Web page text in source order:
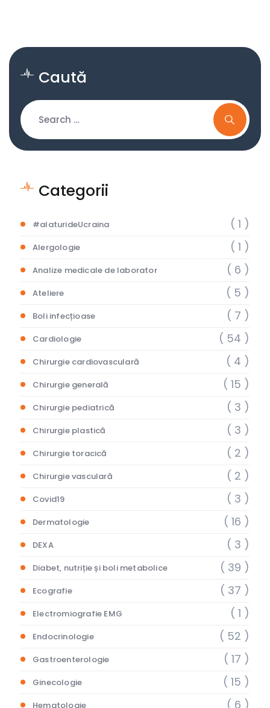
Caută
Categorii
#alaturideUcraina ( 1 )
Alergologie ( 1 )
Analize medicale de laborator ( 6 )
Ateliere ( 5 )
Boli infecțioase ( 7 )
Cardiologie ( 54 )
Chirurgie cardiovasculară ( 4 )
Chirurgie generală ( 15 )
Chirurgie pediatrică ( 3 )
Chirurgie plastică ( 3 )
Chirurgie toracică ( 2 )
Chirurgie vasculară ( 2 )
Covid19 ( 3 )
Dermatologie ( 16 )
DEXA ( 3 )
Diabet, nutriție și boli metabolice ( 39 )
Ecografie ( 37 )
Electromiografie EMG ( 1 )
Endocrinologie ( 52 )
Gastroenterologie ( 17 )
Ginecologie ( 15 )
Hematologie ( 6 )